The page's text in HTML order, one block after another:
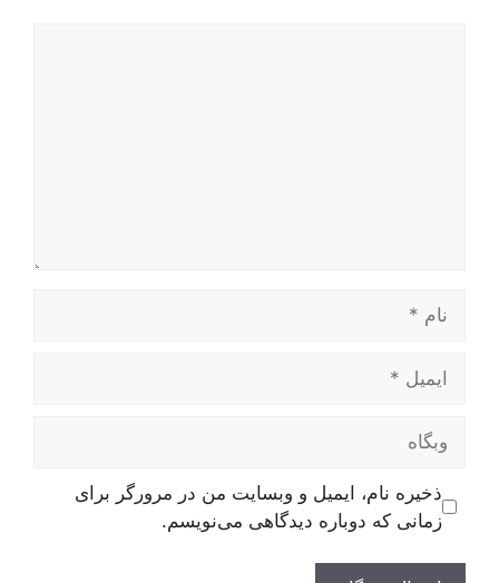
وبگاه
ذخیره نام، ایمیل و وبسایت من در مرورگر برای
زمانی که دوباره دیدگاهی می‌نویسم.